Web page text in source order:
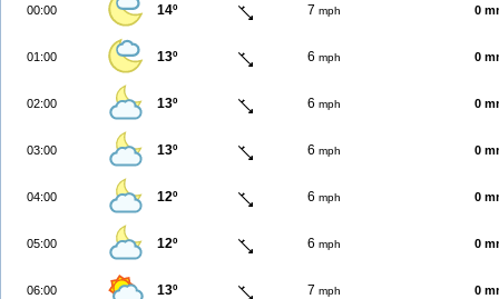
00:00 14º 7 mph 0
01:00 13º 6 mph 0
02:00 13º 6 mph 0
03:00 13º 6 mph 0
04:00 12º 6 mph 0
05:00 12º 6 mph 0
06:00 13º 7 mph 0